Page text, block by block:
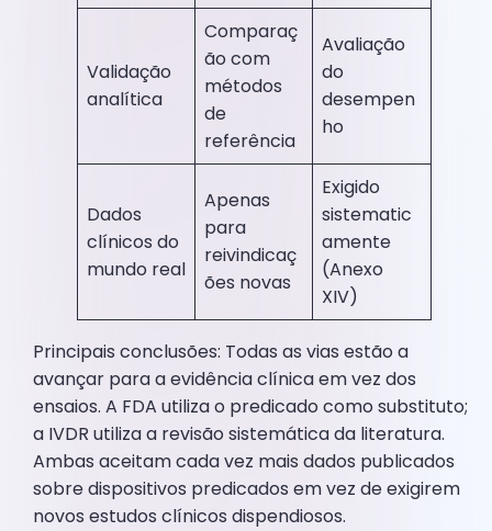
Validação
analítica
Comparaç
ão com
métodos
de
referência
Avaliação
do
desempen
ho
Dados
clínicos do
mundo real
Apenas
para
reivindicaç
ões novas
Exigido
sistematic
amente
(Anexo
XIV)
Principais conclusões: Todas as vias estão a
avançar para a evidência clínica em vez dos
ensaios. A FDA utiliza o predicado como substituto;
a IVDR utiliza a revisão sistemática da literatura.
Ambas aceitam cada vez mais dados publicados
sobre dispositivos predicados em vez de exigirem
novos estudos clínicos dispendiosos.